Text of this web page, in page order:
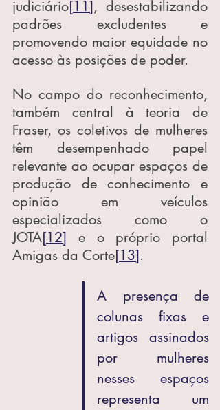
judiciário[11], desestabilizando
padrões excludentes e
promovendo maior equidade no
acesso às posições de poder.
No campo do reconhecimento,
também central à teoria de
Fraser, os coletivos de mulheres
têm desempenhado papel
relevante ao ocupar espaços de
produção de conhecimento e
opinião em veículos
especializados como o
JOTA[12] e o próprio portal
Amigas da Corte[13].
A presença de
colunas fixas e
artigos assinados
por mulheres
nesses espaços
representa um